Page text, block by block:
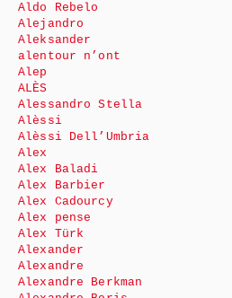
Aldo Rebelo
Alejandro
Aleksander
alentour n’ont
Alep
ALÈS
Alessandro Stella
Alèssi
Alèssi Dell’Umbria
Alex
Alex Baladi
Alex Barbier
Alex Cadourcy
Alex pense
Alex Türk
Alexander
Alexandre
Alexandre Berkman